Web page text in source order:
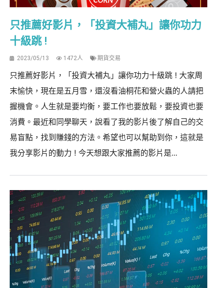
只推薦好影片，「投資大補丸」讓你功力
十級跳 !
2023/05/13 1472人 期貨交易
只推薦好影片，「投資大補丸」讓你功力十級跳 ! 大家周
末愉快，現在是五月雪，還沒看油桐花和營火蟲的人請把
握機會。人生就是要均衡，要工作也要放鬆，要投資也要
消費。最近和同學聊天，說看了我的影片後了解自己的交
易盲點，找到賺錢的方法。希望也可以幫助到你，這就是
我分享影片的動力 ! 今天想跟大家推薦的影片是...